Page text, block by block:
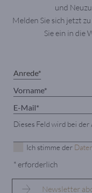
und
Melden Sie sich jetzt
Sie ein in die
Dieses Feld wird bei
Ich stimme der
* erforderlich